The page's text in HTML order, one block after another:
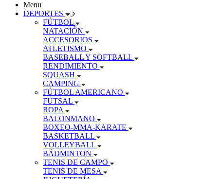
Menu
DEPORTES
FÚTBOL
NATACIÓN
ACCESORIOS
ATLETISMO
BASEBALL Y SOFTBALL
RENDIMIENTO
SQUASH
CAMPING
FÚTBOL AMERICANO
FUTSAL
ROPA
BALONMANO
BOXEO-MMA-KARATE
BASKETBALL
VOLLEYBALL
BÁDMINTON
TENIS DE CAMPO
TENIS DE MESA